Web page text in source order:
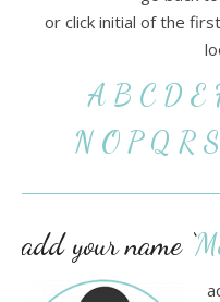
or click initial of the
A B C D E
N O P Q R S
add your name ‘